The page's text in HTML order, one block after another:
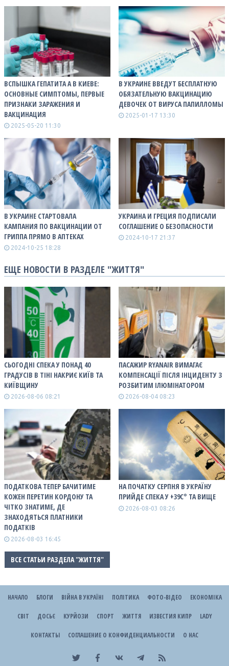
ВСПЫШКА ГЕПАТИТА А В КИЕВЕ:
ОСНОВНЫЕ СИМПТОМЫ, ПЕРВЫЕ
ПРИЗНАКИ ЗАРАЖЕНИЯ И
ВАКЦИНАЦИЯ
2025-05-20 11:30
В УКРАИНЕ ВВЕДУТ БЕСПЛАТНУЮ
ОБЯЗАТЕЛЬНУЮ ВАКЦИНАЦИЮ
ДЕВОЧЕК ОТ ВИРУСА ПАПИЛЛОМЫ
2025-01-17 13:30
В УКРАИНЕ СТАРТОВАЛА
КАМПАНИЯ ПО ВАКЦИНАЦИИ ОТ
ГРИППА ПРЯМО В АПТЕКАХ
2024-10-25 18:28
УКРАИНА И ГРЕЦИЯ ПОДПИСАЛИ
СОГЛАШЕНИЕ О БЕЗОПАСНОСТИ
2024-10-17 21:37
ЕЩЕ НОВОСТИ В РАЗДЕЛЕ "ЖИТТЯ"
СЬОГОДНІ СПЕКА У ПОНАД 40
ГРАДУСІВ В ТІНІ НАКРИЄ КИЇВ ТА
КИЇВЩИНУ
2026-08-06 08:21
ПАСАЖИР RYANAIR ВИМАГАЄ
КОМПЕНСАЦІЇ ПІСЛЯ ІНЦИДЕНТУ З
РОЗБИТИМ ІЛЮМІНАТОРОМ
2026-08-04 08:23
ПОДАТКОВА ТЕПЕР БАЧИТИМЕ
КОЖЕН ПЕРЕТИН КОРДОНУ ТА
ЧІТКО ЗНАТИМЕ, ДЕ
ЗНАХОДЯТЬСЯ ПЛАТНИКИ
ПОДАТКІВ
2026-08-03 16:45
НА ПОЧАТКУ СЕРПНЯ В УКРАЇНУ
ПРИЙДЕ СПЕКА У +39С° ТА ВИЩЕ
2026-08-03 08:26
ВСЕ СТАТЬИ РАЗДЕЛА "ЖИТТЯ"
НАЧАЛО БЛОГИ ВІЙНА В УКРАЇНІ ПОЛІТИКА ФОТО-ВІДЕО ЕКОНОМІКА
СВІТ ДОСЬЄ КУРЙОЗИ СПОРТ ЖИТТЯ ИЗВЕСТИЯ КИПР LADY
КОНТАКТЫ СОГЛАШЕНИЕ О КОНФИДЕНЦИАЛЬНОСТИ О НАС